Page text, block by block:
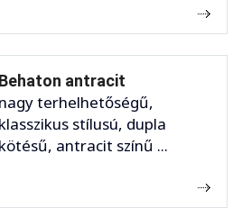
Behaton antracit
nagy terhelhetőségű,
klasszikus stílusú, dupla
kötésű, antracit színű ...